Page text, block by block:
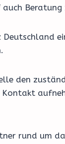
den
rund um